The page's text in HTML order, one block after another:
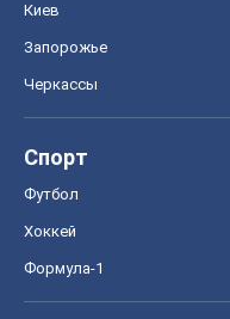
Киев
Запорожье
Черкассы
Спорт
Футбол
Хоккей
Формула-1